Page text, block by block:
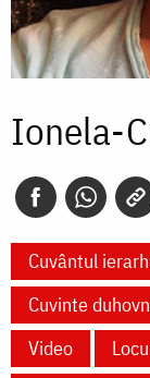
Ionela-
Cuvântul
Cuvinte
Video